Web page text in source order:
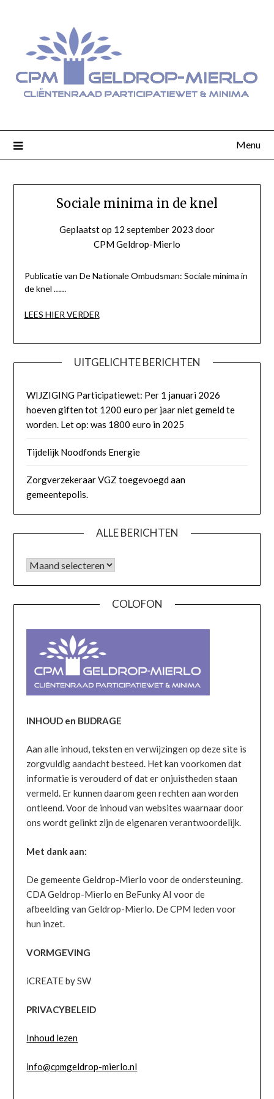
Menu
Sociale minima in de knel
Geplaatst op 12 september 2023 door
CPM Geldrop-Mierlo
Publicatie van De Nationale Ombudsman: Sociale minima in
de knel ……
LEES HIER VERDER
UITGELICHTE BERICHTEN
WIJZIGING Participatiewet: Per 1 januari 2026
hoeven giften tot 1200 euro per jaar niet gemeld te
worden. Let op: was 1800 euro in 2025
Tijdelijk Noodfonds Energie
Zorgverzekeraar VGZ toegevoegd aan
gemeentepolis.
ALLE BERICHTEN
COLOFON
INHOUD en BIJDRAGE
Aan alle inhoud, teksten en verwijzingen op deze site is
zorgvuldig aandacht besteed. Het kan voorkomen dat
informatie is verouderd of dat er onjuistheden staan
vermeld. Er kunnen daarom geen rechten aan worden
ontleend. Voor de inhoud van websites waarnaar door
ons wordt gelinkt zijn de eigenaren verantwoordelijk.
Met dank aan:
De gemeente Geldrop-Mierlo voor de ondersteuning.
CDA Geldrop-Mierlo en BeFunky AI voor de
afbeelding van Geldrop-Mierlo. De CPM leden voor
hun inzet.
VORMGEVING
iCREATE by SW
PRIVACYBELEID
Inhoud lezen
info@cpmgeldrop-mierlo.nl